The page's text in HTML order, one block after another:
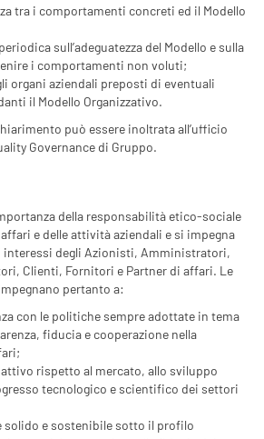
tra i comportamenti concreti ed il Modello
sull’adeguatezza del Modello e sulla
i comportamenti non voluti;
organi aziendali preposti di eventuali
il Modello Organizzativo.
può essere inoltrata all’ufficio
Governance di Gruppo.
della responsabilità etico-sociale
e delle attività aziendali e si impegna
degli Azionisti, Amministratori,
Clienti, Fornitori e Partner di affari. Le
pertanto a:
con le politiche sempre adottate in tema
fiducia e cooperazione nella
rispetto al mercato, allo sviluppo
tecnologico e scientifico dei settori
solido e sostenibile sotto il profilo